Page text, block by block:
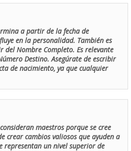
a partir de la fecha de
en la personalidad. También es
Nombre Completo. Es relevante
Destino. Asegúrate de escribir
de nacimiento, ya que cualquier
maestros porque se cree
crear cambios valiosos que ayuden a
representan un nivel superior de